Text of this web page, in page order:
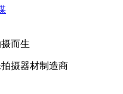
摄器材制造商